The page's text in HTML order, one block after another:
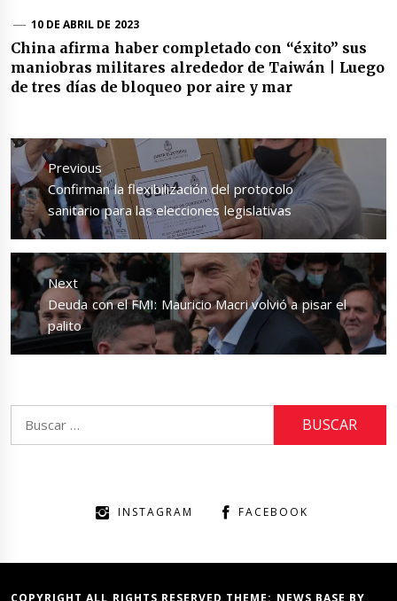
10 DE ABRIL DE 2023
China afirma haber completado con “éxito” sus
maniobras militares alrededor de Taiwán | Luego
de tres días de bloqueo por aire y mar
Navegación
de
entradas
Previous
Previous
post:
Confirman la flexibilización del protocolo
sanitario para las elecciones legislativas
Next
Next
post:
Deuda con el FMI: Mauricio Macri volvió a pisar el
palito
INSTAGRAM FACEBOOK